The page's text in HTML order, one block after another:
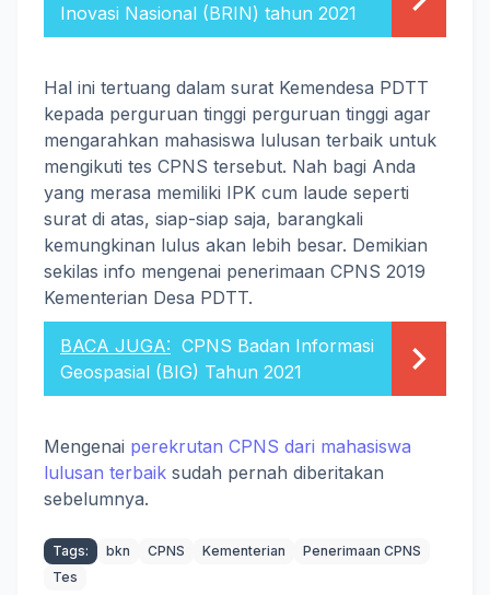
Inovasi Nasional (BRIN) tahun 2021
Hal ini tertuang dalam surat Kemendesa PDTT
kepada perguruan tinggi perguruan tinggi agar
mengarahkan mahasiswa lulusan terbaik untuk
mengikuti tes CPNS tersebut. Nah bagi Anda
yang merasa memiliki IPK cum laude seperti
surat di atas, siap-siap saja, barangkali
kemungkinan lulus akan lebih besar. Demikian
sekilas info mengenai penerimaan CPNS 2019
Kementerian Desa PDTT.
BACA JUGA: CPNS Badan Informasi
Geospasial (BIG) Tahun 2021
Mengenai perekrutan CPNS dari mahasiswa
lulusan terbaik sudah pernah diberitakan
sebelumnya.
Tags: bkn CPNS Kementerian
Penerimaan CPNS
Tes